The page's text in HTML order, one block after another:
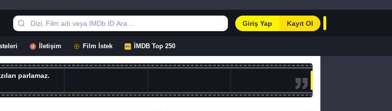
Giriş Yap Kayıt Ol
İletişim Film İstek İMDB Top 250
parlamaz.